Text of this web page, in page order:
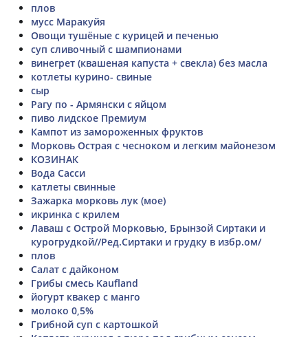
плов
мусс Маракуйя
Овощи тушёные с курицей и печенью
суп сливочный с шампионами
винегрет (квашеная капуста + свекла) без масла
котлеты курино- свиные
сыр
Рагу по - Армянски с яйцом
пиво лидское Премиум
Кампот из замороженных фруктов
Морковь Острая с чесноком и легким майонезом
КОЗИНАК
Вода Сасси
катлеты свинные
Зажарка морковь лук (мое)
икринка с крилем
Лаваш с Острой Морковью, Брынзой Сиртаки и
курогрудкой//Ред.Сиртаки и грудку в избр.ом/
плов
Салат с дайконом
Грибы смесь Kaufland
йогурт квакер с манго
молоко 0,5%
Грибной суп с картошкой